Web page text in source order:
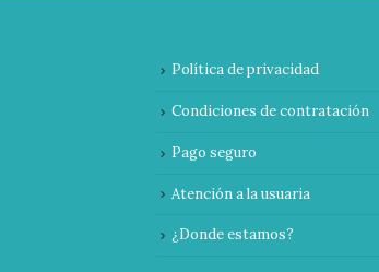
Política de privacidad
Condiciones de contratación
Pago seguro
Atención a la usuaria
¿Donde estamos?